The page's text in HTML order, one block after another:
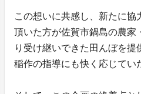
この想いに共感し、新たに協
頂いた方が佐賀市鍋島の農家
り受け継いできた田んぼを
稲作の指導にも快く応じてい